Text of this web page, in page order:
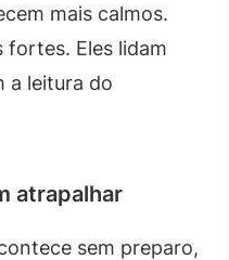
mais calmos.
fortes. Eles lidam
a leitura do
atrapalhar
sem preparo,